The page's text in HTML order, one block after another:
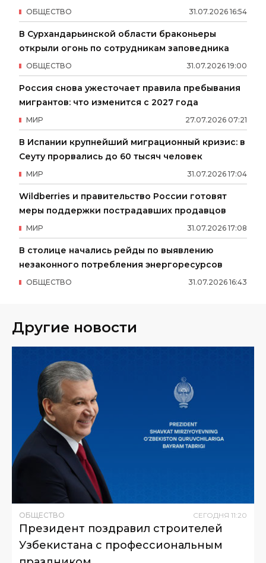
31.07.2026 16:54
ОБЩЕСТВО
В Сурхандарьинской области браконьеры
открыли огонь по сотрудникам заповедника
31.07.2026 19:00
ОБЩЕСТВО
Россия снова ужесточает правила пребывания
мигрантов: что изменится с 2027 года
27.07.2026 07:21
МИР
В Испании крупнейший миграционный кризис: в
Сеуту прорвались до 60 тысяч человек
31.07.2026 17:04
МИР
Wildberries и правительство России готовят
меры поддержки пострадавших продавцов
31.07.2026 17:08
МИР
В столице начались рейды по выявлению
незаконного потребления энергоресурсов
31.07.2026 16:43
ОБЩЕСТВО
Другие новости
ОБЩЕСТВО СЕГОДНЯ 11:20
Президент поздравил строителей
Узбекистана с профессиональным